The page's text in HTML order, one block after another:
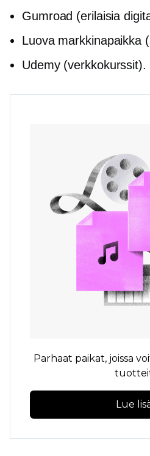
Gumroad (erilaisia
Luova markkinapaikka
Udemy (verkkokurssit).
Parhaat paikat, joissa
Lue